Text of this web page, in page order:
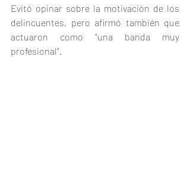
Evitó opinar sobre la motivación de los
delincuentes, pero afirmó también que
actuaron como "una banda muy
profesional".